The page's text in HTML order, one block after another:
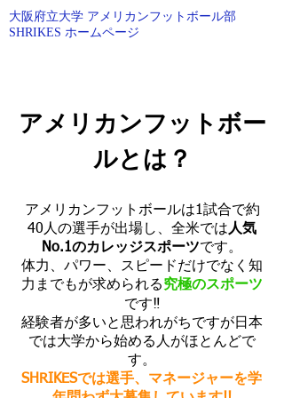
大阪府立大学 アメリカンフットボール部
SHRIKES ホームページ
アメリカンフットボー
ルとは？
アメリカンフットボールは1試合で約
40人の選手が出場し、全米では人気
No.1のカレッジスポーツです。
体力、パワー、スピードだけでなく知
力までもが求められる究極のスポーツ
です‼︎
経験者が多いと思われがちですが日本
では大学から始める人がほとんどで
す。
SHRIKESでは選手、マネージャーを学